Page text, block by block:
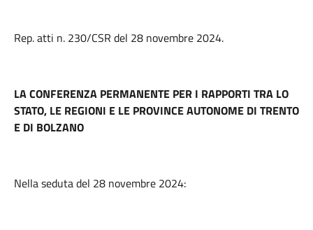
Rep. atti n. 230/CSR del 28 novembre 2024.
LA CONFERENZA PERMANENTE PER I RAPPORTI TRA LO
STATO, LE REGIONI E LE PROVINCE AUTONOME DI TRENTO
E DI BOLZANO
Nella seduta del 28 novembre 2024: